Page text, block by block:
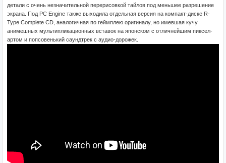
детали с очень незначительной перерисовкой тайлов под меньшее разрешение
экрана. Под PC Engine также выходила отдельная версия на компакт-диске R-
Type Complete CD, аналогичная по геймплею оригиналу, но имевшая кучу
анимешных мультипликационных вставок на японском с отличнейшим пиксел-
артом и попсовенький саундтрек с аудио-дорожек.